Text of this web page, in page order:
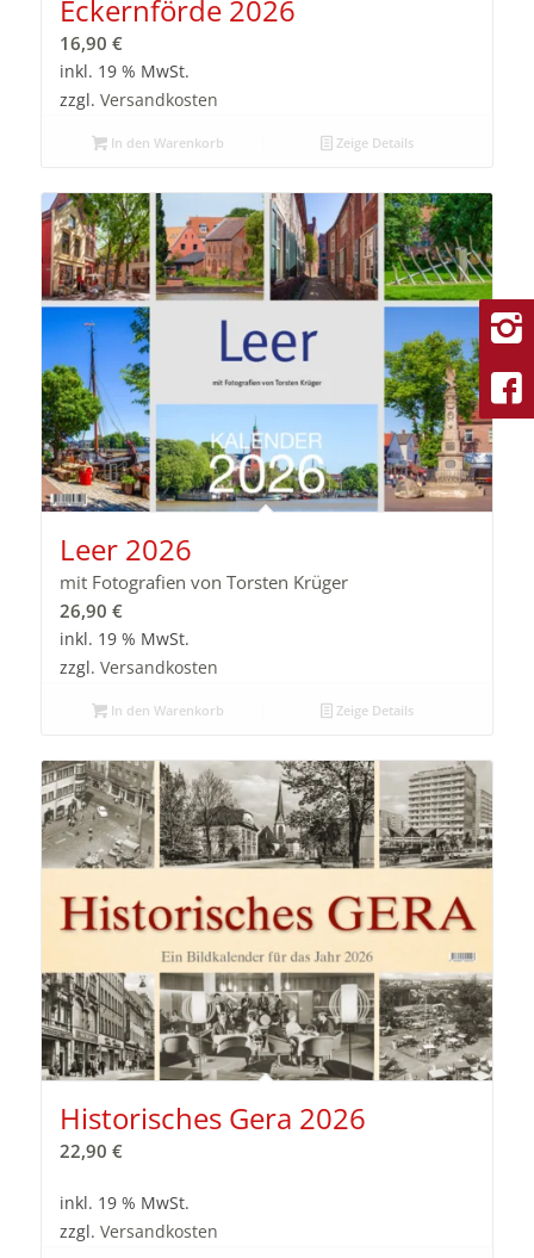
Eckernförde 2026
16,90 €
inkl. 19 % MwSt.
zzgl. Versandkosten
In den Warenkorb Zeige Details
Leer 2026
mit Fotografien von Torsten Krüger
26,90 €
inkl. 19 % MwSt.
zzgl. Versandkosten
In den Warenkorb Zeige Details
Historisches Gera 2026
22,90 €
inkl. 19 % MwSt.
zzgl. Versandkosten